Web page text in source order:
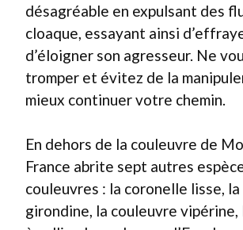
désagréable en expulsant des
cloaque, essayant ainsi
d’éloigner son agresseur. Ne
tromper et évitez de la
mieux continuer votre chemin.
En dehors de la couleuvre de
France abrite sept autres
couleuvres : la coronelle lisse,
girondine, la couleuvre vipérine,